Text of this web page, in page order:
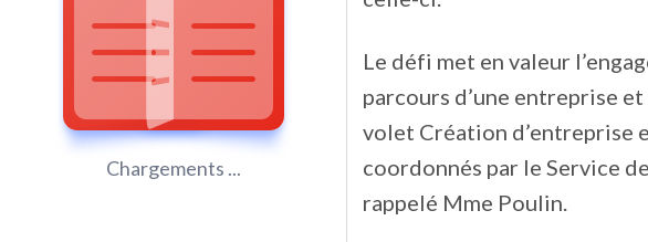
Chargements ...
Le défi met en valeur
parcours d’une entreprise
volet Création d’entreprise
coordonnés par le Service
rappelé Mme Poulin.